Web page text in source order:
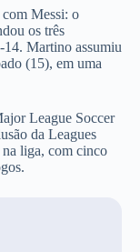
Messi: o
os três
14. Martino assumiu
(15), em uma
League Soccer
da Leagues
liga, com cinco